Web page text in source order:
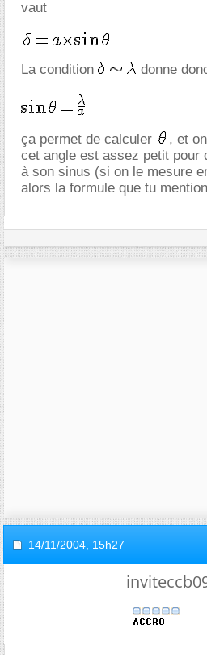
vaut
La condition donne
ça permet de calculer
, et
cet angle est assez petit pour
à son sinus (si on le mesure
alors la formule que tu
14/11/2004, 15h27